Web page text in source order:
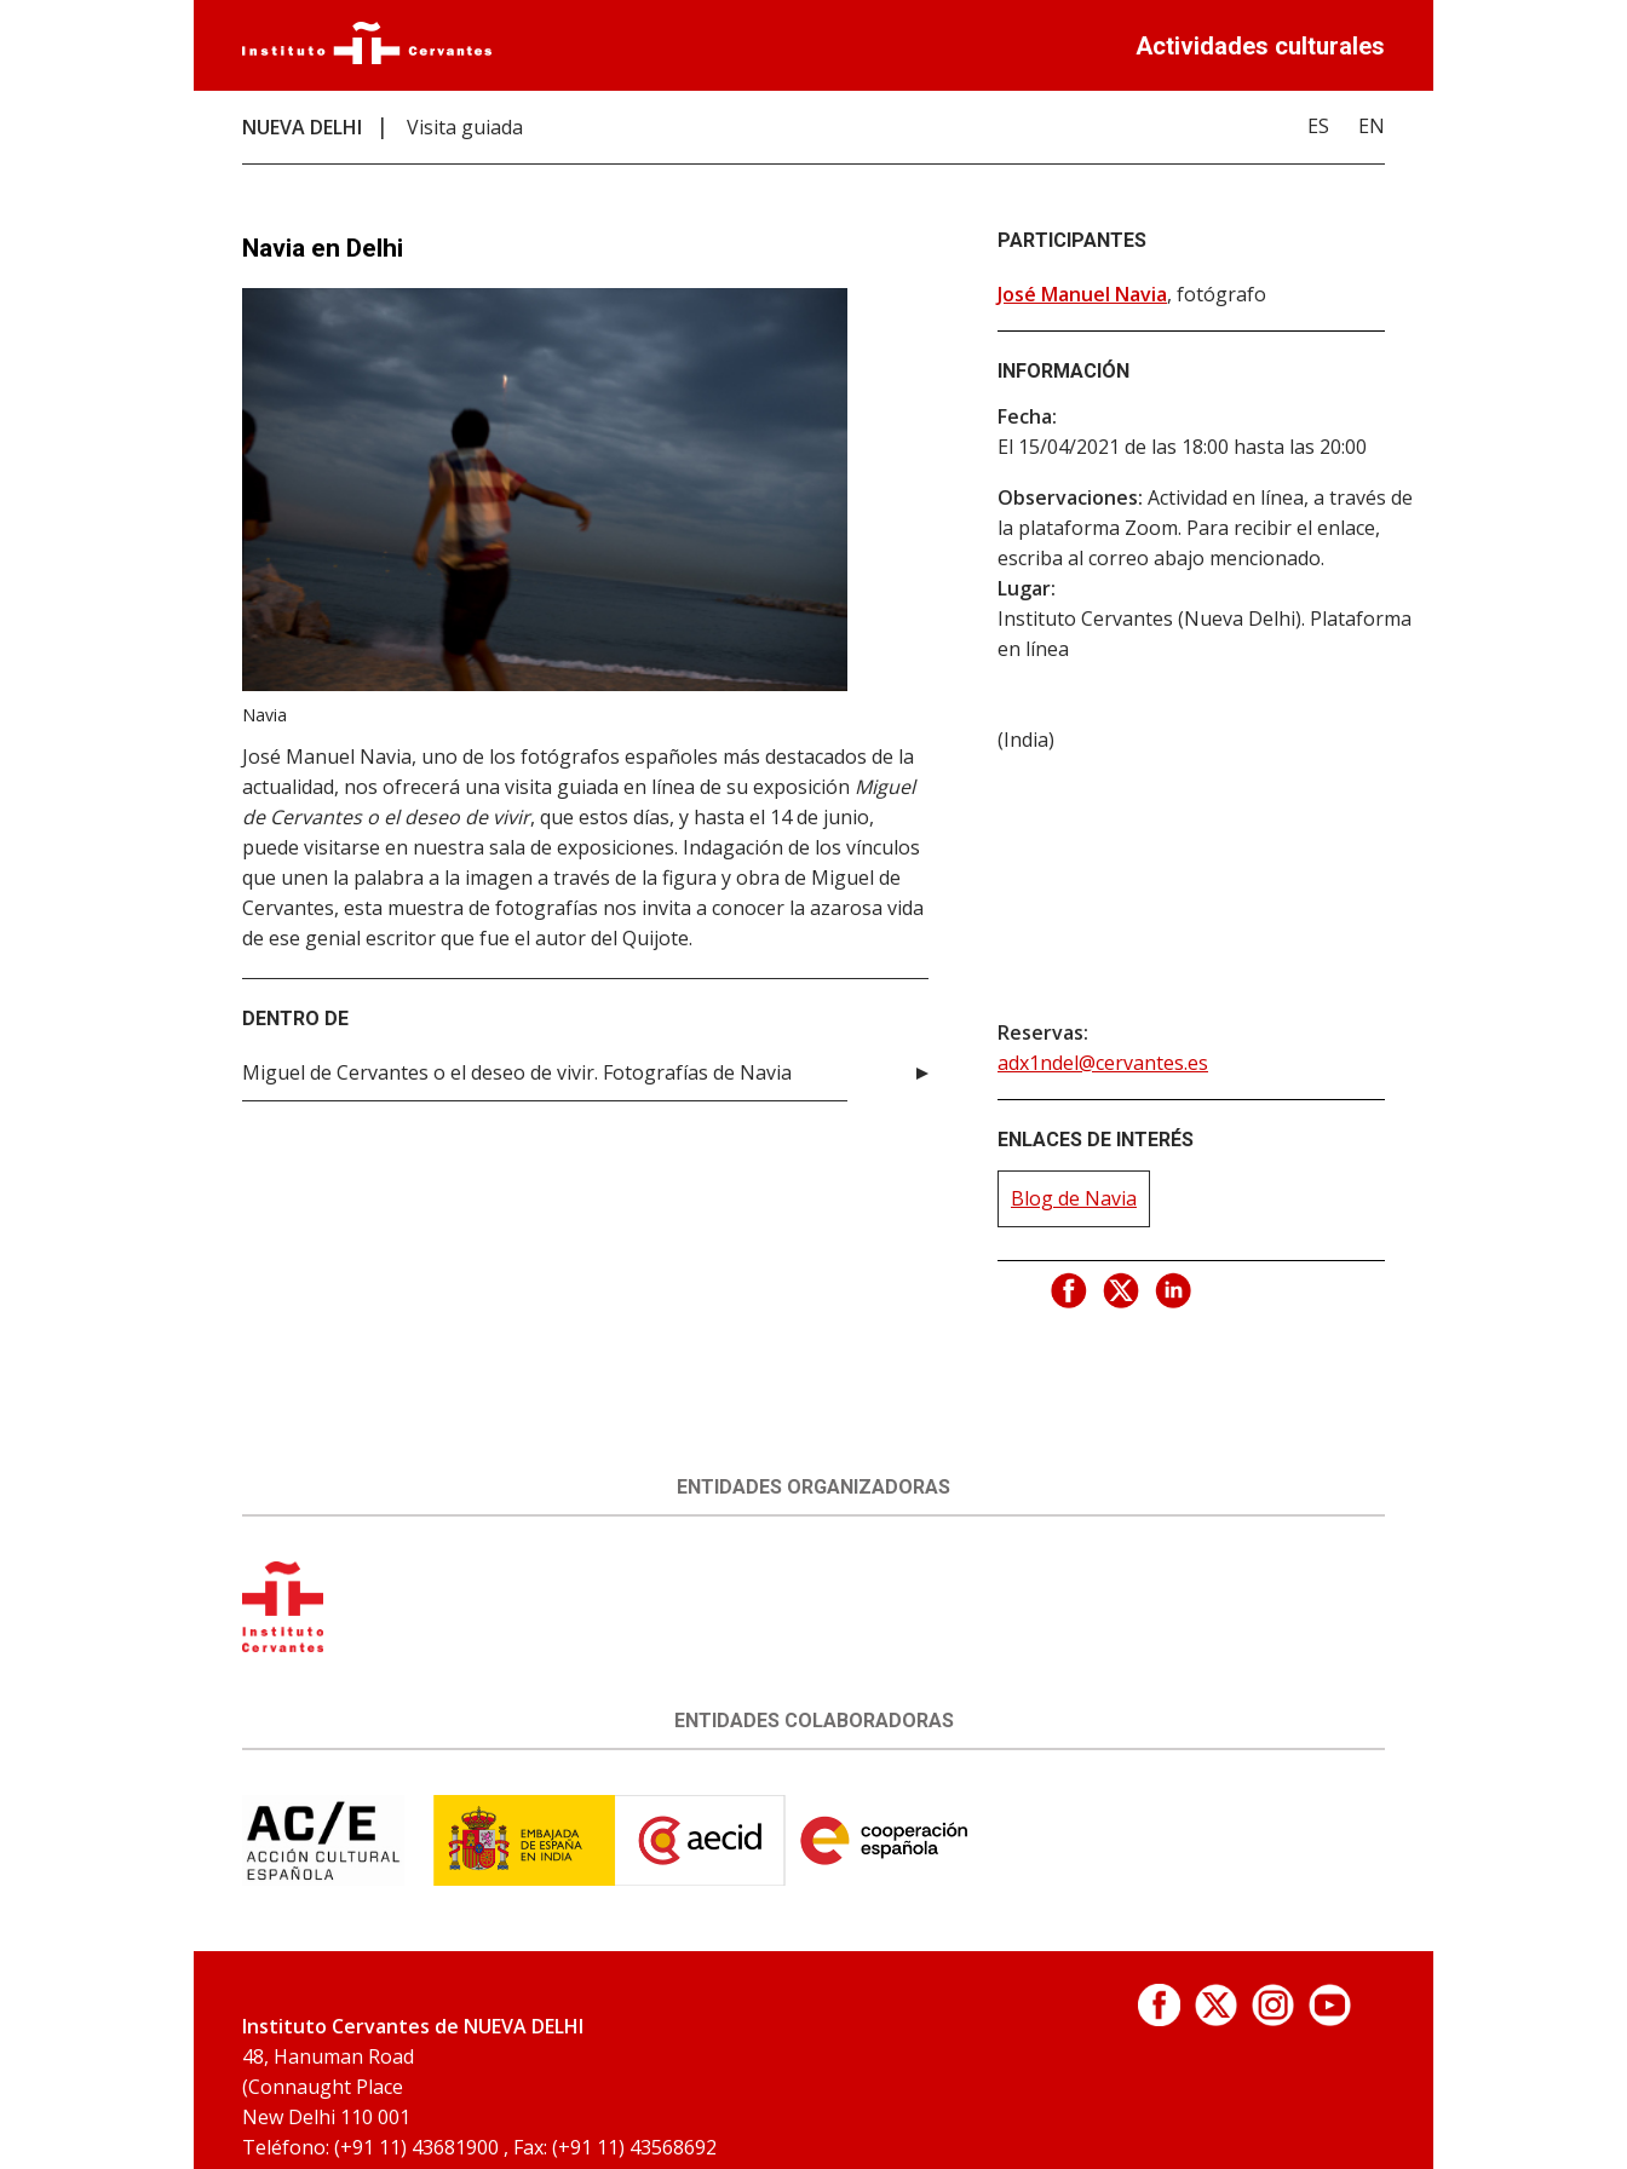
Actividades culturales
NUEVA DELHI Visita guiada ES EN
Navia en Delhi
Navia
José Manuel Navia, uno de los fotógrafos españoles más destacados de la
actualidad, nos ofrecerá una visita guiada en línea de su exposición Miguel
de Cervantes o el deseo de vivir, que estos días, y hasta el 14 de junio,
puede visitarse en nuestra sala de exposiciones. Indagación de los vínculos
que unen la palabra a la imagen a través de la figura y obra de Miguel de
Cervantes, esta muestra de fotografías nos invita a conocer la azarosa vida
de ese genial escritor que fue el autor del Quijote.
DENTRO DE
Miguel de Cervantes o el deseo de vivir. Fotografías de Navia
PARTICIPANTES
José Manuel Navia, fotógrafo
INFORMACIÓN
Fecha:
El 15/04/2021 de las 18:00 hasta las 20:00
Observaciones: Actividad en línea, a través de
la plataforma Zoom. Para recibir el enlace,
escriba al correo abajo mencionado.
Lugar:
Instituto Cervantes (Nueva Delhi). Plataforma
en línea
(India)
Reservas:
adx1ndel@cervantes.es
ENLACES DE INTERÉS
Blog de Navia
ENTIDADES ORGANIZADORAS
ENTIDADES COLABORADORAS
Instituto Cervantes de NUEVA DELHI
48, Hanuman Road
(Connaught Place
New Delhi 110 001
Teléfono: (+91 11) 43681900 , Fax: (+91 11) 43568692